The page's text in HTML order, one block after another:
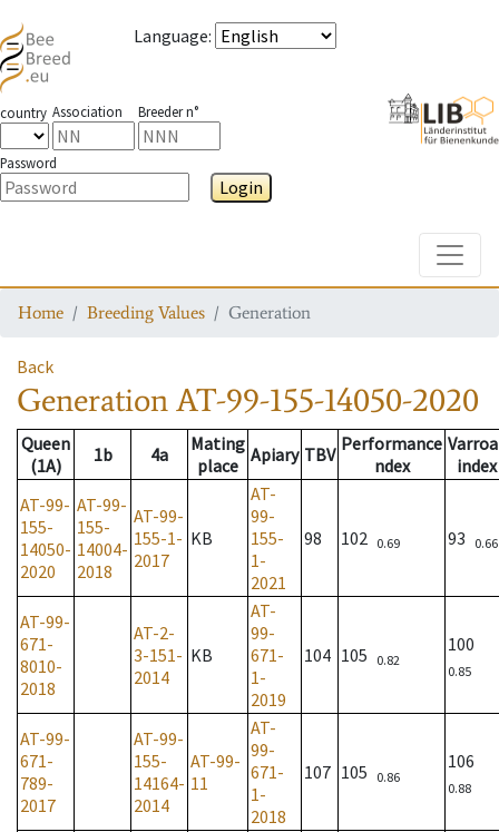
Language:
country Association Breeder n°
Password
Login
Home Breeding Values Generation
Back
GenerationAT-99-155-14050-2020
Queen
(1A)
1b 4a
Mating
place Apiary TBV Performance
ndex
index
AT-99-
155-
14050-
2020
AT-99-
155-
14004-
2018
AT-99-
155-1-
2017
KB
AT-
99-
155-
1-
2021
98 102 0.69 93 0.66
AT-99-
671-
8010-
2018
AT-2-
3-151-
2014
KB
AT-
99-
671-
1-
2019
104 105 0.82
100
0.85
AT-99-
671-
789-
2017
AT-99-
155-
14164-
2014
AT-99-
11
AT-
99-
671-
1-
2018
107 105 0.86
106
0.88